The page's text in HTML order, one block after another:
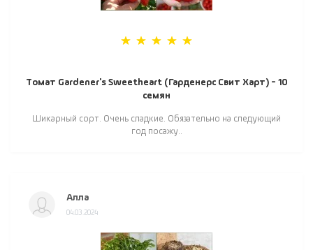
Томат Gardener's Sweetheart (Гарденерс Свит Харт) - 10
семян
Шикарный сорт. Очень сладкие. Обязательно на следующий
год посажу..
Алла
04.03.2024